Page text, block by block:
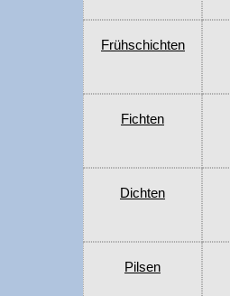
Frühschichten
Fichten
Dichten
Pilsen